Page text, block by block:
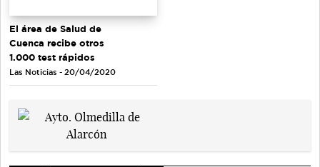
El área de Salud de
Cuenca recibe otros
1.000 test rápidos
Las Noticias - 20/04/2020